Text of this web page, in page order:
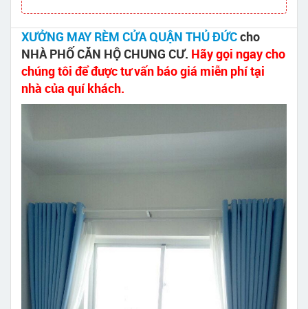
XƯỞNG MAY RÈM CỬA QUẬN THỦ ĐỨCcho
NHÀ PHỐ CĂN HỘ CHUNG CƯ. Hãy gọi ngay cho
chúng tôi để được tư vấn báo giá miễn phí tại
nhà của quí khách.